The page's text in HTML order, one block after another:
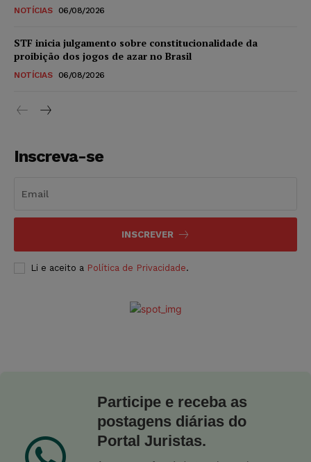
NOTÍCIAS 06/08/2026
STF inicia julgamento sobre constitucionalidade da
proibição dos jogos de azar no Brasil
NOTÍCIAS 06/08/2026
Inscreva-se
INSCREVER
Li e aceito a Política de Privacidade.
Participe e receba as
postagens diárias do
Portal Juristas.